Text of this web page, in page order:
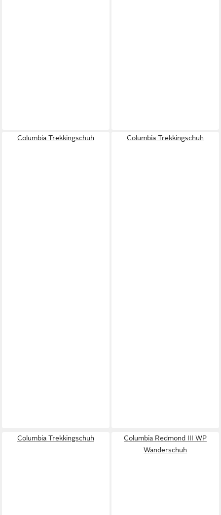
Columbia Trekkingschuh Columbia Trekkingschuh
Columbia Trekkingschuh
Columbia Redmond III WP
Wanderschuh